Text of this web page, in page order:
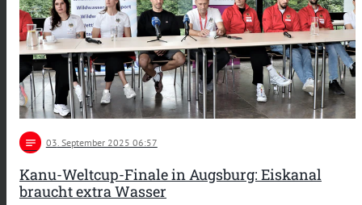
notes 03 . September 2025 06:57
Kanu-Weltcup-Finale in Augsburg: Eiskanal
braucht extra Wasser